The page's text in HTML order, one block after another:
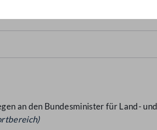
an den Bundesminister für Land-